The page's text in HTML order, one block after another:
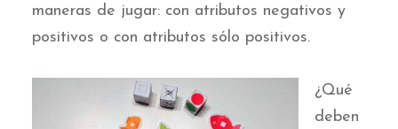
maneras de jugar: con atributos negativos y
positivos o con atributos sólo positivos.
¿Qué
deben